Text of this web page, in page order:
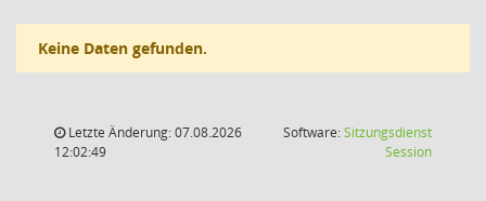
Keine Daten gefunden.
Letzte Änderung: 07.08.2026
12:02:49
Software:Sitzungsdienst
Session(Wird in